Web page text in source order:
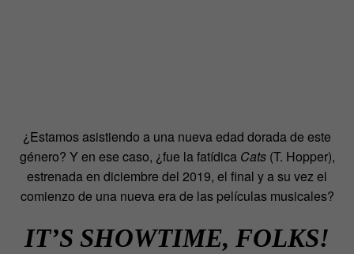
¿Estamos asistiendo a una nueva edad dorada de este
género? Y en ese caso, ¿fue la fatídica Cats(T. Hopper),
estrenada en diciembre del 2019, el final y a su vez el
comienzo de una nueva era de las películas musicales?
IT’S SHOWTIME, FOLKS!